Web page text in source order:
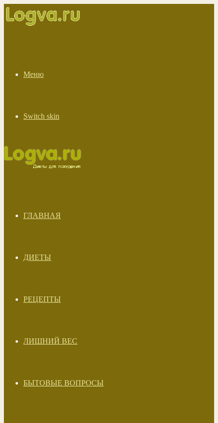
Меню
Switch skin
ГЛАВНАЯ
ДИЕТЫ
РЕЦЕПТЫ
ЛИШНИЙ ВЕС
БЫТОВЫЕ ВОПРОСЫ